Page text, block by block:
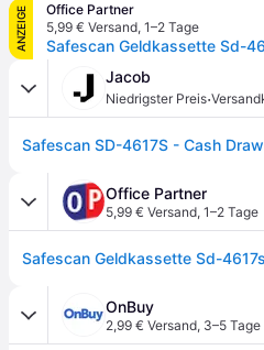
ANZEIGE
Office Partner
5,99 € Versand, 1–2 Tage
Jacob
Niedrigster Preis·
Office Partner
5,99 € Versand, 1–2 Tage
OnBuy
2,99 € Versand, 3–5 Tage